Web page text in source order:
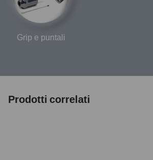
Grip e puntali
Prodotti correlati